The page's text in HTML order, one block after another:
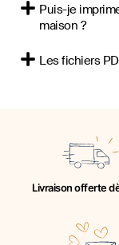
Puis-je
maison ?
Les fichiers
Livraison offerte